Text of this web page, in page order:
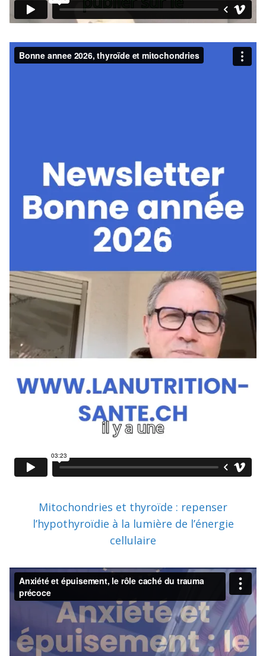
Mitochondries et thyroïde : repenser
l’hypothyroïdie à la lumière de l’énergie
cellulaire